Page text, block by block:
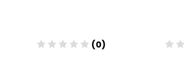
(0)